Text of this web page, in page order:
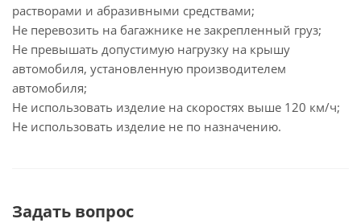
растворами и абразивными средствами;
Не перевозить на багажнике не закрепленный груз;
Не превышать допустимую нагрузку на крышу
автомобиля, установленную производителем
автомобиля;
Не использовать изделие на скоростях выше 120 км/ч;
Не использовать изделие не по назначению.
Задать вопрос